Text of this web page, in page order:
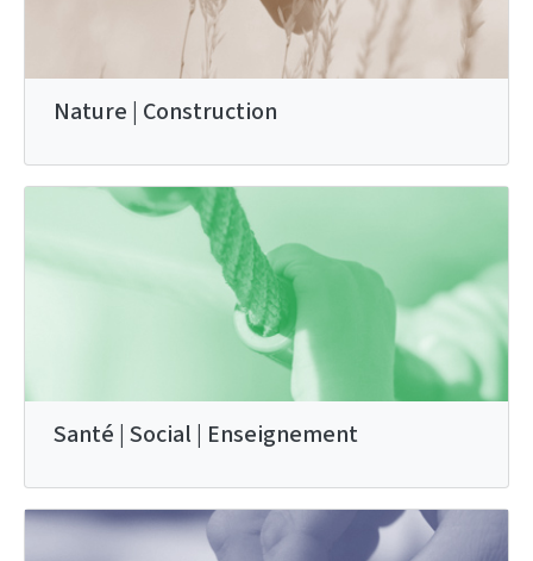
Nature | Construction
Santé | Social | Enseignement